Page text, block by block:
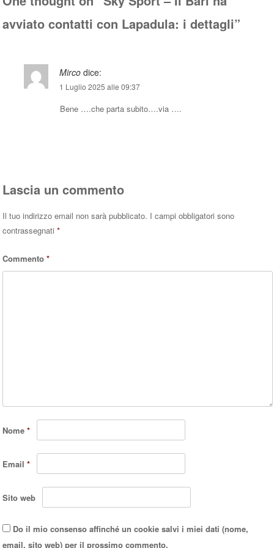
avviato contatti con Lapadula: i dettagli”
Mirco dice:
1 Luglio 2025 alle 09:37
Bene ….che parta subito….via ….
Lascia un commento
Il tuo indirizzo email non sarà pubblicato. I campi obbligatori sono
contrassegnati*
Commento*
Nome*
Email*
Sito web
Do il mio consenso affinché un cookie salvi i miei dati (nome,
email, sito web) per il prossimo commento.